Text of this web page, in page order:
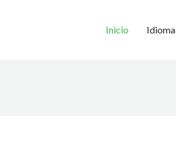
Inicio Idioma